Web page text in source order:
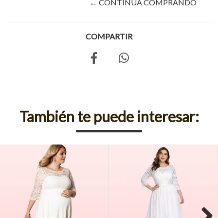
← CONTINÚA COMPRANDO
COMPARTIR
También te puede interesar: